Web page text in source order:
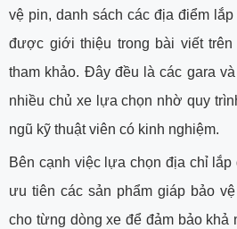
vệ pin, danh sách các địa điểm
được giới thiệu trong bài viết
tham khảo. Đây đều là các gara
nhiều chủ xe lựa chọn nhờ quy
ngũ kỹ thuật viên có kinh nghiệm.
Bên cạnh việc lựa chọn địa chỉ lắp
ưu tiên các sản phẩm giáp bảo
cho từng dòng xe để đảm bảo khả